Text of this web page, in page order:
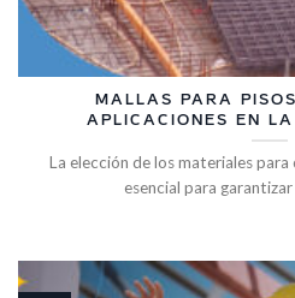
MALLAS PARA
APLICACIONES EN LA
La elección de los materiales
esencial para